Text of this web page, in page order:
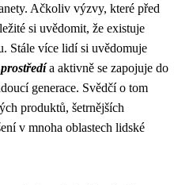
Ačkoliv výzvy, které před
si uvědomit, že existuje
Stále více lidí si uvědomuje
a aktivně se zapojuje do
generace. Svědčí o tom
produktů, šetrnějších
v mnoha oblastech lidské